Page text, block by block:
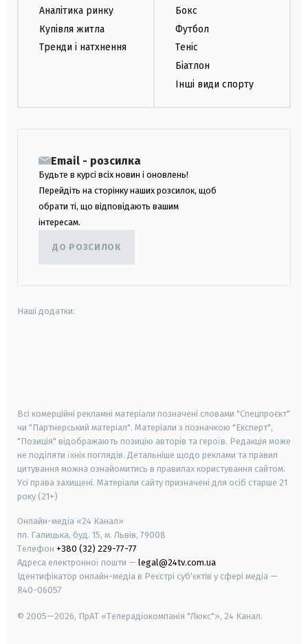
Аналітика ринку
Купівля житла
Тренди і натхнення
Бокс
Футбол
Теніс
Біатлон
Інші види спорту
Email - розсилка
Будьте в курсі всіх новин і оновлень!
Перейдіть на сторінку наших розсилок, щоб
обрати ті, що відповідають вашим
інтересам.
ДО РОЗСИЛОК
Наші додатки:
Всі комерційні рекламні матеріали позначені словами "Спецпроєкт"
чи "Партнерський матеріал". Матеріали з позначкою "Експерт",
"Позиція" відображають позицію авторів та героїв. Редакція може
не поділяти їхніх поглядів. Детальніше щодо реклами та правил
цитування можна ознайомитись в правилах користування сайтом.
Усі права захищені. Матеріали сайту призначені для осіб старше 21
року (21+)
Онлайн-медіа «24 Канал»
пл. Галицька, буд. 15, м. Львів, 79008
Телефон +380 (32) 229-77-77
Адреса електронної пошти — legal@24tv.com.ua
Ідентифікатор онлайн-медіа в Реєстрі суб'єктів у сфері медіа —
R40-06057
© 2005—2026, ПрАТ «Телерадіокомпанія "Люкс"», 24 Канал.